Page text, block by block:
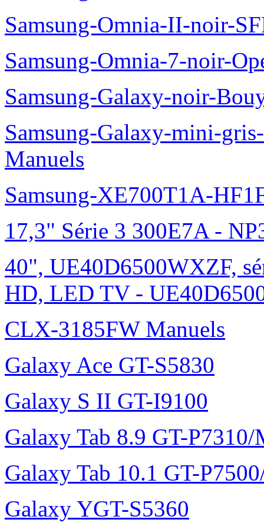
Samsung-Omnia-II-noir-
Samsung-Omnia-7-noir-
Samsung-Galaxy-noir-
Samsung-Galaxy-mini-
Manuels
Samsung-XE700T1A-
17,3" Série 3 300E7A -
40", UE40D6500WXZF,
HD, LED TV -
CLX-3185FW Manuels
Galaxy Ace GT-S5830
Galaxy S II GT-I9100
Galaxy Tab 8.9 GT-P7310/
Galaxy Tab 10.1 GT-
Galaxy YGT-S5360